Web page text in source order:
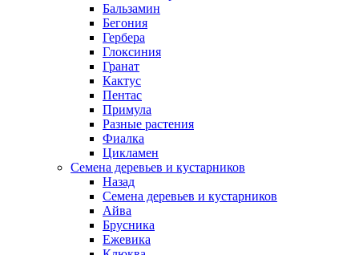
Бальзамин
Бегония
Гербера
Глоксиния
Гранат
Кактус
Пентас
Примула
Разные растения
Фиалка
Цикламен
Семена деревьев и кустарников
Назад
Семена деревьев и кустарников
Айва
Брусника
Ежевика